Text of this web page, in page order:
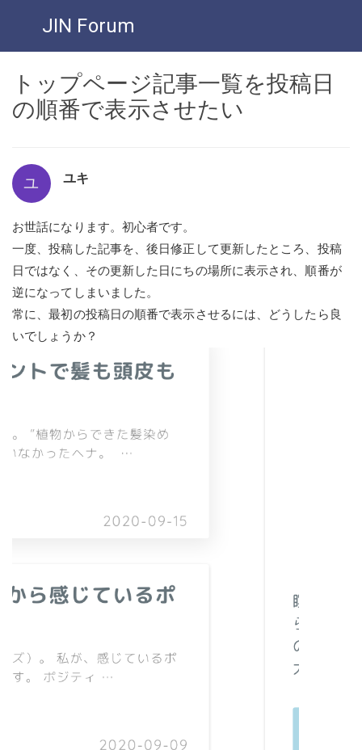
JIN Forum
トップページ記事一覧を投稿日
の順番で表示させたい
ユ ユキ
お世話になります。初心者です。
一度、投稿した記事を、後日修正して更新したところ、投稿
日ではなく、その更新した日にちの場所に表示され、順番が
逆になってしまいました。
常に、最初の投稿日の順番で表示させるには、どうしたら良
いでしょうか？